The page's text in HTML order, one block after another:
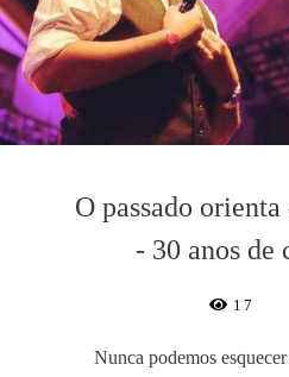
O passado
- 30 anos de
17
Nunca podemos